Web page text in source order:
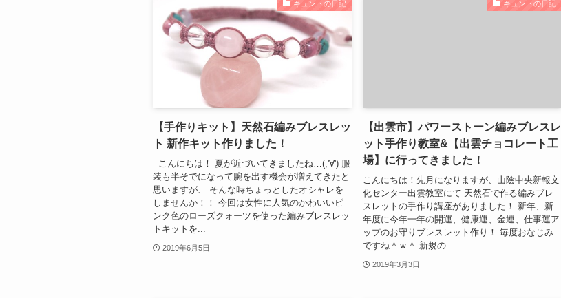
キュントの日記
【手作りキット】天然石編みブレスレッ
ト 新作キット作りました！
こんにちは！ 夏が近づいてきましたね…(;'∀') 服
装も半そでになって腕を出す機会が増えてきたと
思いますが、 そんな時ちょっとしたオシャレを
しませんか！！ 今回は女性に人気のかわいいピ
ンク色のローズクォーツを使った編みブレスレッ
トキットを...
2019年6月5日
キュントの日記
【出雲市】パワーストーン編みブレスレ
ット手作り教室&【出雲チョコレート工
場】に行ってきました！
こんにちは！先月になりますが、山陰中央新報文
化センター出雲教室にて 天然石で作る編みブレ
スレットの手作り講座がありました！ 新年、新
年度に今年一年の開運、健康運、金運、仕事運ア
ップのお守りブレスレット作り！ 毎度おなじみ
ですね＾ｗ＾ 新規の...
2019年3月3日